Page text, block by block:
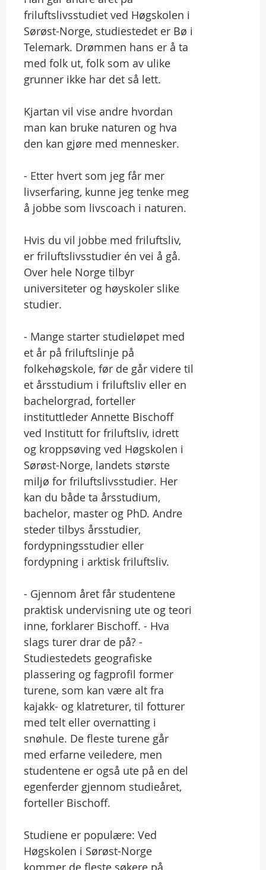
friluftslivsstudiet ved Høgskolen i
Sørøst-Norge, studiestedet er Bø i
Telemark. Drømmen hans er å ta
med folk ut, folk som av ulike
grunner ikke har det så lett.
Kjartan vil vise andre hvordan
man kan bruke naturen og hva
den kan gjøre med mennesker.
- Etter hvert som jeg får mer
livserfaring, kunne jeg tenke meg
å jobbe som livscoach i naturen.
Hvis du vil jobbe med friluftsliv,
er friluftslivsstudier én vei å gå.
Over hele Norge tilbyr
universiteter og høyskoler slike
studier.
- Mange starter studieløpet med
et år på friluftslinje på
folkehøgskole, før de går videre til
et årsstudium i friluftsliv eller en
bachelorgrad, forteller
instituttleder Annette Bischoff
ved Institutt for friluftsliv, idrett
og kroppsøving ved Høgskolen i
Sørøst-Norge, landets største
miljø for friluftslivsstudier. Her
kan du både ta årsstudium,
bachelor, master og PhD. Andre
steder tilbys årsstudier,
fordypningsstudier eller
fordypning i arktisk friluftsliv.
- Gjennom året får studentene
praktisk undervisning ute og teori
inne, forklarer Bischoff. - Hva
slags turer drar de på? -
Studiestedets geografiske
plassering og fagprofil former
turene, som kan være alt fra
kajakk- og klatreturer, til fotturer
med telt eller overnatting i
snøhule. De fleste turene går
med erfarne veiledere, men
studentene er også ute på en del
egenferder gjennom studieåret,
forteller Bischoff.
Studiene er populære: Ved
Høgskolen i Sørøst-Norge
kommer de fleste søkere på